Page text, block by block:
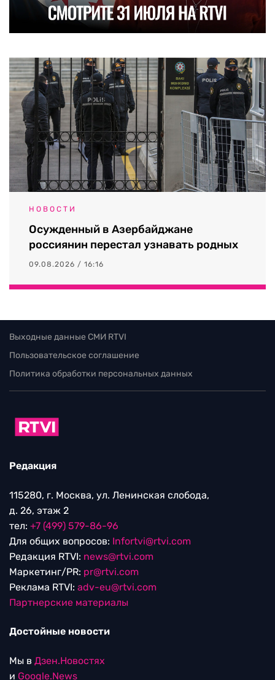
НОВОСТИ
Осужденный в Азербайджане
россиянин перестал узнавать родных
09.08.2026 / 16:16
Выходные данные СМИ RTVI
Пользовательское соглашение
Политика обработки персональных данных
Редакция
115280, г. Москва, ул. Ленинская слобода,
д. 26, этаж 2
тел: +7 (499) 579-86-96
Для общих вопросов: Infortvi@rtvi.com
Редакция RTVI: news@rtvi.com
Маркетинг/PR: pr@rtvi.com
Реклама RTVI: adv-eu@rtvi.com
Партнерские материалы
Достойные новости
Мы в Дзен.Новостях
и Google.News